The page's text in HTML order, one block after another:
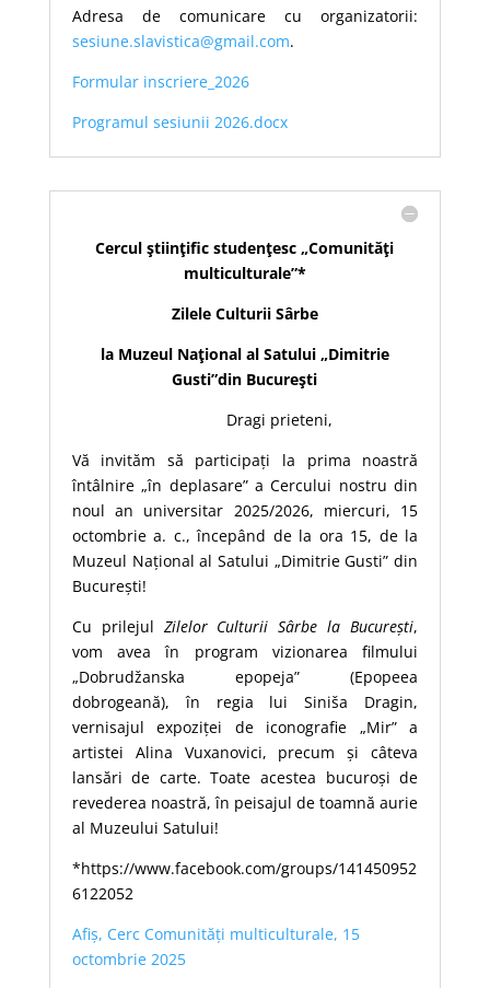
Adresa de comunicare cu organizatorii:
sesiune.slavistica@gmail.com.
Formular inscriere_2026
Programul sesiunii 2026.docx
Cercul ştiinţific studenţesc „Comunităţi
multiculturale”*
Zilele Culturii Sârbe
la Muzeul Naţional al Satului „Dimitrie
Gusti”din Bucureşti
Dragi prieteni,
Vă invităm să participați la prima noastră
întâlnire „în deplasare” a Cercului nostru din
noul an universitar 2025/2026, miercuri, 15
octombrie a. c., începând de la ora 15, de la
Muzeul Național al Satului „Dimitrie Gusti” din
București!
Cu prilejul Zilelor Culturii Sârbe la București,
vom avea în program vizionarea filmului
„Dobrudžanska epopeja” (Epopeea
dobrogeană), în regia lui Siniša Dragin,
vernisajul expoziței de iconografie „Mir” a
artistei Alina Vuxanovici, precum și câteva
lansări de carte. Toate acestea bucuroși de
revederea noastră, în peisajul de toamnă aurie
al Muzeului Satului!
*https://www.facebook.com/groups/141450952
6122052
Afiș, Cerc Comunități multiculturale, 15
octombrie 2025